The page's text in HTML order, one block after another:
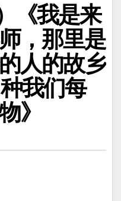
《我是来
，那里是
人的故乡
我们每
》